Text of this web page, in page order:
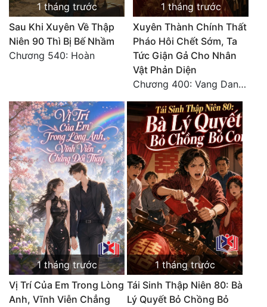
1 tháng trước
Sau Khi Xuyên Về Thập
Niên 90 Thì Bị Bế Nhầm
Chương 540: Hoàn
1 tháng trước
Xuyên Thành Chính Thất
Pháo Hôi Chết Sớm, Ta
Tức Giận Gả Cho Nhân
Vật Phản Diện
Chương 400: Vang Danh Thiên Hạ (Hết)
1 tháng trước
Vị Trí Của Em Trong Lòng
Anh, Vĩnh Viễn Chẳng
1 tháng trước
Tái Sinh Thập Niên 80: Bà
Lý Quyết Bỏ Chồng Bỏ